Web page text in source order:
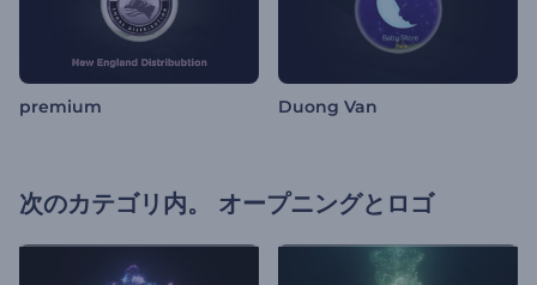
premium Duong Van
次のカテゴリ内。 オープニングとロゴ